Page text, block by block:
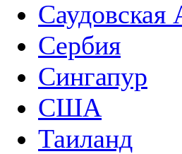
Саудовская
Сербия
Сингапур
США
Таиланд